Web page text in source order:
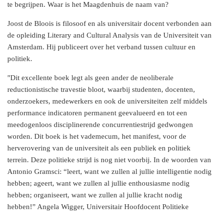
te begrijpen. Waar is het Maagdenhuis de naam van?
Joost de Bloois is filosoof en als universitair docent verbonden aan
de opleiding Literary and Cultural Analysis van de Universiteit van
Amsterdam. Hij publiceert over het verband tussen cultuur en
politiek.
"Dit excellente boek legt als geen ander de neoliberale
reductionistische travestie bloot, waarbij studenten, docenten,
onderzoekers, medewerkers en ook de universiteiten zelf middels
performance indicatoren permanent geevalueerd en tot een
meedogenloos disciplinerende concurrentiestrijd gedwongen
worden. Dit boek is het vademecum, het manifest, voor de
herverovering van de universiteit als een publiek en politiek
terrein. Deze politieke strijd is nog niet voorbij. In de woorden van
Antonio Gramsci: “leert, want we zullen al jullie intelligentie nodig
hebben; ageert, want we zullen al jullie enthousiasme nodig
hebben; organiseert, want we zullen al jullie kracht nodig
hebben!” Angela Wigger, Universitair Hoofdocent Politieke